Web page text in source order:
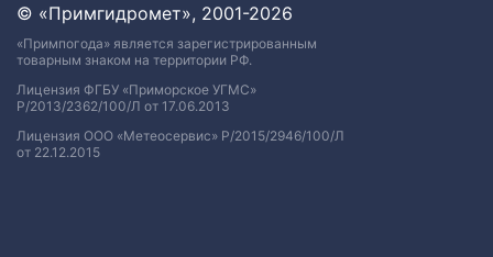
© «Примгидромет», 2001-2026
«Примпогода» является зарегистрированным
товарным знаком на территории РФ.
Лицензия ФГБУ «Приморское УГМС»
Р/2013/2362/100/Л от 17.06.2013
Лицензия ООО «Метеосервис» Р/2015/2946/100/Л
от 22.12.2015